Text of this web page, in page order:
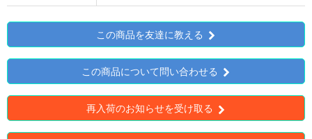
この商品を友達に教える
この商品について問い合わせる
再入荷のお知らせを受け取る